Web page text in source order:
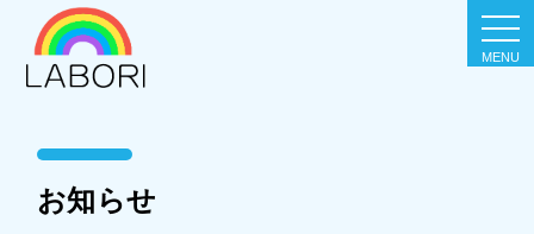
お知らせ